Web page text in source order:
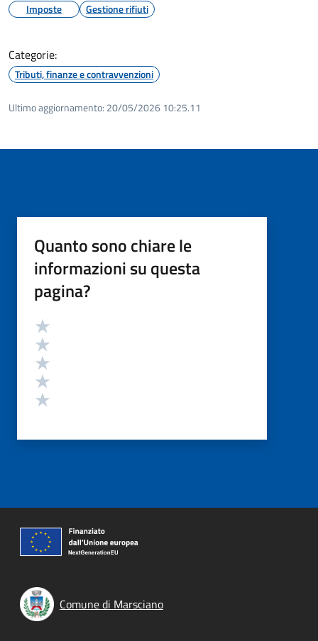
Imposte Gestione rifiuti
Categorie:
Tributi, finanze e contravvenzioni
Ultimo aggiornamento: 20/05/2026 10:25.11
Quanto sono chiare le
informazioni su questa
pagina?
Valutazione
Comune di Marsciano